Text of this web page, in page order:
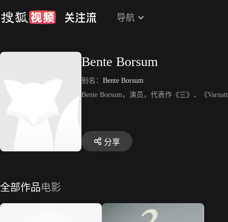
导航
Bente Borsum
别名： Bente Borsum
Bente Borsum，演员，代表作《三》、《
分享
全部作品电影